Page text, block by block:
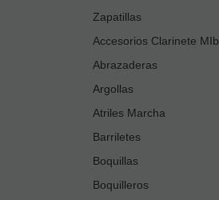
Zapatillas
Accesorios Clarinete MIb
Abrazaderas
Argollas
Atriles Marcha
Barriletes
Boquillas
Boquilleros